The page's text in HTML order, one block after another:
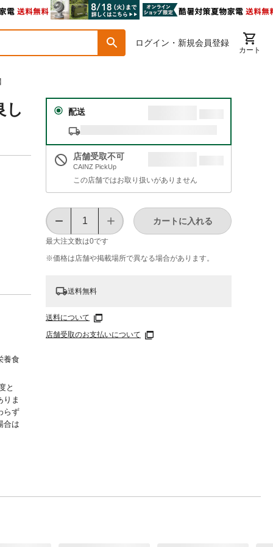
ログイン・新規会員登録
カート
し
配送
店舗受取不可
CAINZ PickUp
この店舗ではお取り扱いがありません
最大注文数は0です
カートに入れる
※価格は​店舗や​掲載場所で​異なる​場合が​あります。
送料無料
送料について
店舗受取のお支払いについて
養食
と
りま
らず
合は
遺伝